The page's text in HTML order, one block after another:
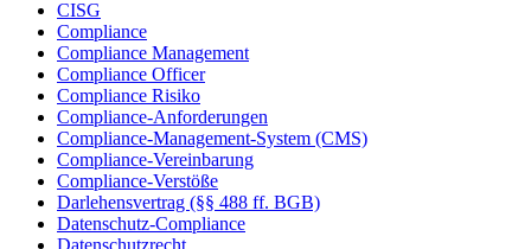
CISG
Compliance
Compliance Management
Compliance Officer
Compliance Risiko
Compliance-Anforderungen
Compliance-Management-System (CMS)
Compliance-Vereinbarung
Compliance-Verstöße
Darlehensvertrag (§§ 488 ff. BGB)
Datenschutz-Compliance
Datenschutzrecht